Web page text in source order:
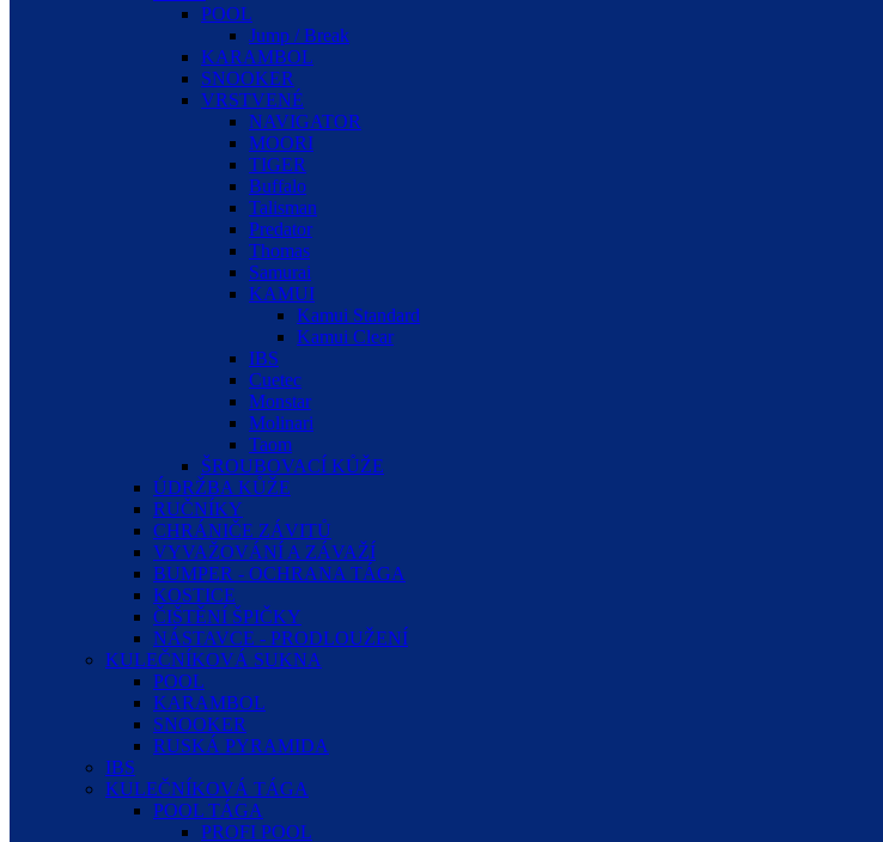
POOL
Jump / Break
KARAMBOL
SNOOKER
VRSTVENÉ
NAVIGATOR
MOORI
TIGER
Buffalo
Talisman
Predator
Thomas
Samurai
KAMUI
Kamui Standard
Kamui Clear
IBS
Cuetec
Monstar
Molinari
Taom
ŠROUBOVACÍ KŮŽE
ÚDRŽBA KŮŽE
RUČNÍKY
CHRÁNIČE ZÁVITŮ
VYVAŽOVÁNÍ A ZÁVAŽÍ
BUMPER - OCHRANA TÁGA
KOSTICE
ČIŠTĚNÍ ŠPIČKY
NÁSTAVCE - PRODLOUŽENÍ
KULEČNÍKOVÁ SUKNA
POOL
KARAMBOL
SNOOKER
RUSKÁ PYRAMIDA
IBS
KULEČNÍKOVÁ TÁGA
POOL TÁGA
PROFI POOL